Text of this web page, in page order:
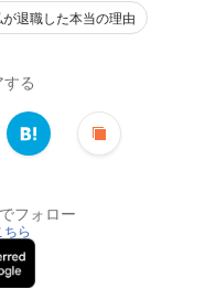
退職した本当の理由
る
フォロー
ら